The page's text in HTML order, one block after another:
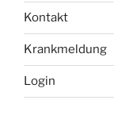
Kontakt
Krankmeldung
Login